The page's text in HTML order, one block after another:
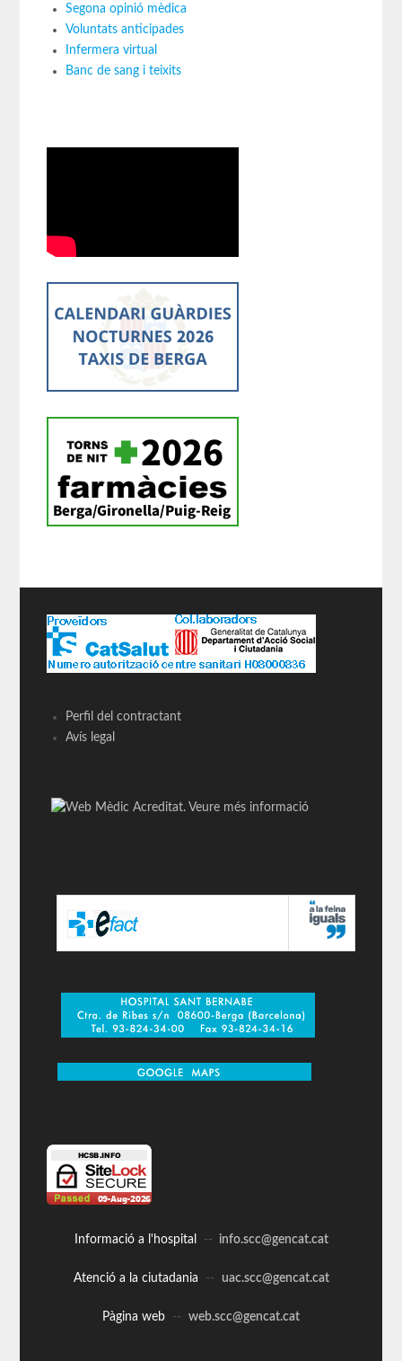
Segona opinió mèdica
Voluntats anticipades
Infermera virtual
Banc de sang i teixits
Perfil del contractant
Avís legal
Informació a l'hospital -- info.scc@gencat.cat
Atenció a la ciutadania -- uac.scc@gencat.cat
Pàgina web -- web.scc@gencat.cat